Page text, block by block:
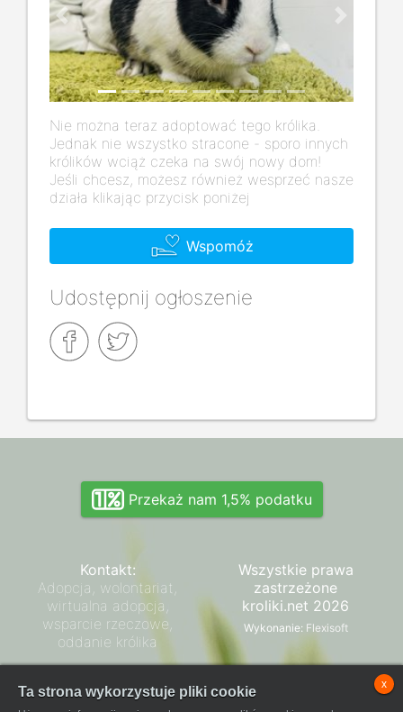
Previous
Nie można teraz adoptować tego królika.
Jednak nie wszystko stracone - sporo innych
królików wciąż czeka na swój nowy dom!
Jeśli chcesz, możesz również wesprzeć nasze
działa klikając przycisk poniżej
Wspomóż
Udostępnij ogłoszenie
Przekaż nam 1,5% podatku
Kontakt:
Adopcja, wolontariat,
wirtualna adopcja,
wsparcie rzeczowe,
oddanie królika
Regulamin płatności
Wszystkie prawa
zastrzeżone
kroliki.net 2026
Wykonanie: Flexisoft
Ta strona wykorzystuje pliki cookie x